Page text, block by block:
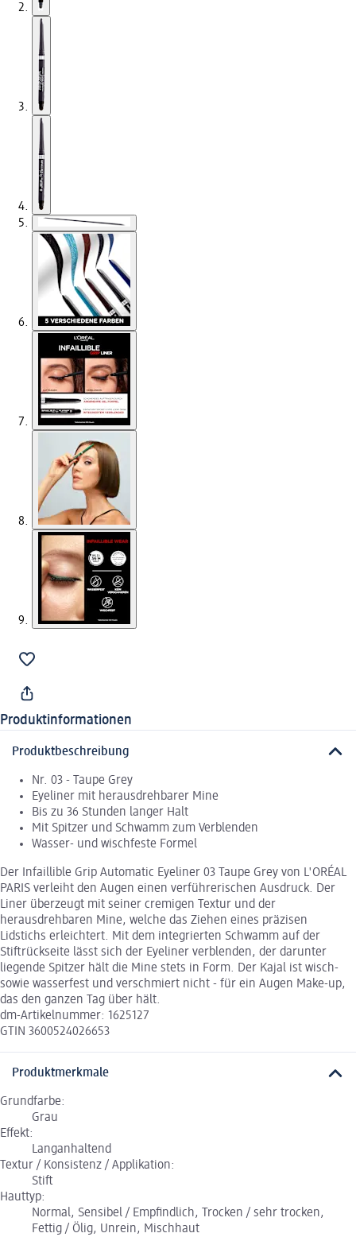
Produktinformationen
Produktbeschreibung
Nr. 03 - Taupe Grey
Eyeliner mit herausdrehbarer Mine
Bis zu 36 Stunden langer Halt
Mit Spitzer und Schwamm zum Verblenden
Wasser- und wischfeste Formel
Der Infaillible Grip Automatic Eyeliner 03 Taupe Grey von L'ORÉAL
PARIS verleiht den Augen einen verführerischen Ausdruck. Der
Liner überzeugt mit seiner cremigen Textur und der
herausdrehbaren Mine, welche das Ziehen eines präzisen
Lidstichs erleichtert. Mit dem integrierten Schwamm auf der
Stiftrückseite lässt sich der Eyeliner verblenden, der darunter
liegende Spitzer hält die Mine stets in Form. Der Kajal ist wisch-
sowie wasserfest und verschmiert nicht - für ein Augen Make-up,
das den ganzen Tag über hält.
dm-Artikelnummer: 1625127
GTIN 3600524026653
Produktmerkmale
Grundfarbe:
Grau
Effekt:
Langanhaltend
Textur / Konsistenz / Applikation:
Stift
Hauttyp:
Normal, Sensibel / Empfindlich, Trocken / sehr trocken,
Fettig / Ölig, Unrein, Mischhaut